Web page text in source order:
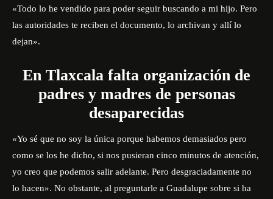
«Todo lo he vendido para poder seguir buscando a mi hijo. Pero
las autoridades te reciben el documento, lo archivan y allí lo
dejan».
En Tlaxcala falta organización de
padres y madres de personas
desaparecidas
«Yo sé que no soy la única porque habemos demasiados pero
como se los he dicho, si nos pusieran cinco minutos de atención,
yo creo que podemos salir adelante. Pero desgraciadamente no
lo hacen». No obstante, al preguntarle a Guadalupe sobre si ha